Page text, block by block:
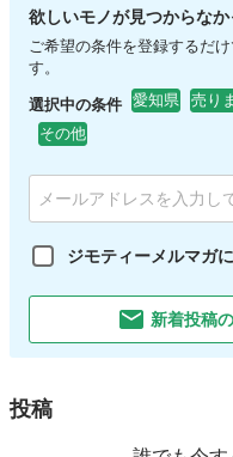
欲しいモノが見つからな
ご希望の条件を登録するだ
す。
選択中の条件 愛知県 売り
その他
ジモティーメルマガ
新着投稿
投稿